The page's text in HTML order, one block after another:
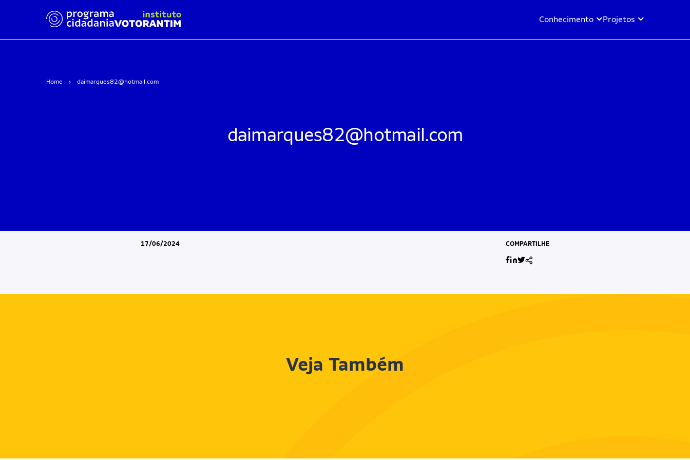
Conhecimento Projetos
Home daimarques82@hotmail.com
daimarques82@hotmail.com
17/06/2024 COMPARTILHE
Veja Também